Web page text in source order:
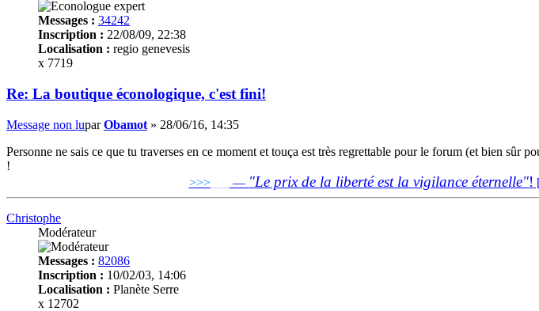
Messages : 34242
Inscription : 22/08/09, 22:38
Localisation : regio genevesis
x 7719
Re: La boutique éconologique, c'est fini!
Message non luparObamot » 28/06/16, 14:35
Personne ne sais ce que tu traverses en ce moment et touça est très regrettable pour le forum (et bien sûr
!
>>>___ — "Le prix de la liberté est la vigilance éternelle"!
Christophe
Modérateur
Messages : 82086
Inscription : 10/02/03, 14:06
Localisation : Planète Serre
x 12702